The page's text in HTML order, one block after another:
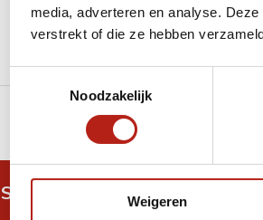
media, adverteren en analyse.
verstrekt of die ze hebben
Noodzakelijk
Weigeren
GRATIS verzending v.a €75
Snel antwoord op je vraag?